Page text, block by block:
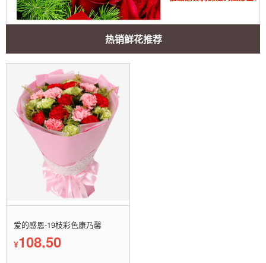
热销鲜花推荐
爱的感恩-19枝彩色康乃馨
¥108.50